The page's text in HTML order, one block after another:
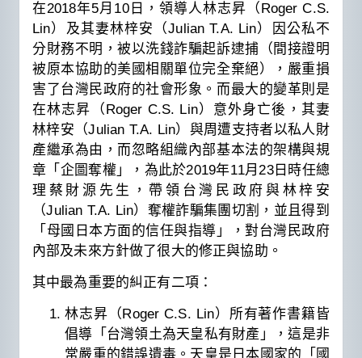
在2018年5月10日，領導人林志昇（Roger C.S.
Lin）及其妻林梓安（Julian T.A. Lin）因公私不
分財務不明，被以洗錢詐騙起訴逮捕（間接證明
被原本協助的美國相關單位完全棄絕），嚴重損
害了台灣民政府的社會形象。而最大的變革則是
在林志昇（Roger C.S. Lin）意外身亡後，其妻
林梓安（Julian T.A. Lin）與周遭支持者以私人財
產繼承為由，而忽略組織內部基本法的架構與規
章「企圖奪權」，為此於2019年11月23日時任總
理蔡財源先生，帶領台灣民政府與林梓安
（Julian T.A. Lin）奪權詐騙集團切割，並且得到
「母國日本方面的信任與指導」，對台灣民政府
內部及未來方針做了很大的修正與協助。
其中最為重要的糾正有二項：
林志昇（Roger C.S. Lin）所有著作書籍皆
倡導「台灣領土為天皇私有財產」，這是非
常嚴重的錯誤遺毒。天皇是日本國家的「國